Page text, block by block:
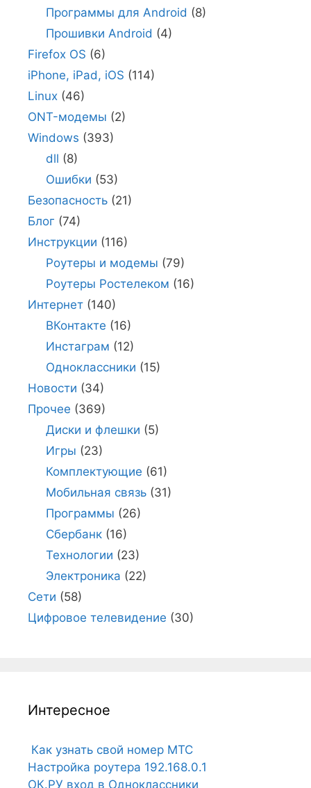
Программы для Android (8)
Прошивки Android (4)
Firefox OS (6)
iPhone, iPad, iOS (114)
Linux (46)
ONT-модемы (2)
Windows (393)
dll (8)
Ошибки (53)
Безопасность (21)
Блог (74)
Инструкции (116)
Роутеры и модемы (79)
Роутеры Ростелеком (16)
Интернет (140)
ВКонтакте (16)
Инстаграм (12)
Одноклассники (15)
Новости (34)
Прочее (369)
Диски и флешки (5)
Игры (23)
Комплектующие (61)
Мобильная связь(31)
Программы (26)
Сбербанк(16)
Технологии (23)
Электроника (22)
Сети (58)
Цифровое телевидение (30)
Интересное
Как узнать свой номер МТС
Настройка роутера 192.168.0.1
ОК.РУ вход в Одноклассники